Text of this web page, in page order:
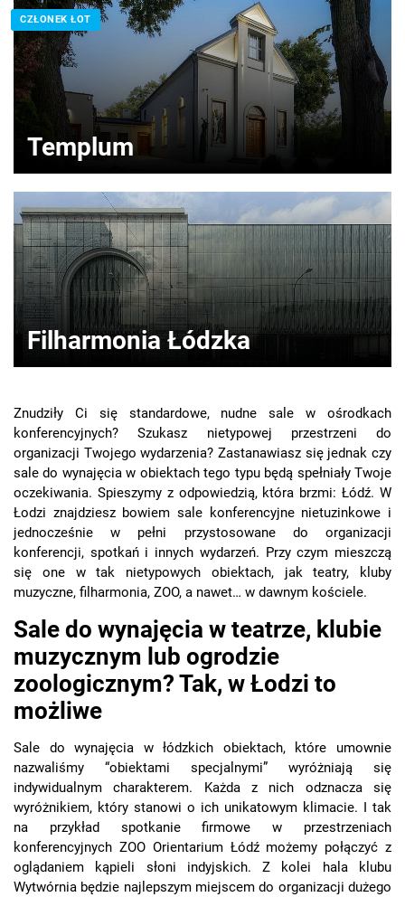
Templum
CZŁONEK ŁOT
Filharmonia Łódzka
Znudziły Ci się standardowe, nudne sale w ośrodkach
konferencyjnych? Szukasz nietypowej przestrzeni do
organizacji Twojego wydarzenia? Zastanawiasz się jednak czy
sale do wynajęcia w obiektach tego typu będą spełniały Twoje
oczekiwania. Spieszymy z odpowiedzią, która brzmi: Łódź. W
Łodzi znajdziesz bowiem sale konferencyjne nietuzinkowe i
jednocześnie w pełni przystosowane do organizacji
konferencji, spotkań i innych wydarzeń. Przy czym mieszczą
się one w tak nietypowych obiektach, jak teatry, kluby
muzyczne, filharmonia, ZOO, a nawet… w dawnym kościele.
Sale do wynajęcia w teatrze, klubie
muzycznym lub ogrodzie
zoologicznym? Tak, w Łodzi to
możliwe
Sale do wynajęcia w łódzkich obiektach, które umownie
nazwaliśmy “obiektami specjalnymi” wyróżniają się
indywidualnym charakterem. Każda z nich odznacza się
wyróżnikiem, który stanowi o ich unikatowym klimacie. I tak
na przykład spotkanie firmowe w przestrzeniach
konferencyjnych ZOO Orientarium Łódź możemy połączyć z
oglądaniem kąpieli słoni indyjskich. Z kolei hala klubu
Wytwórnia będzie najlepszym miejscem do organizacji dużego